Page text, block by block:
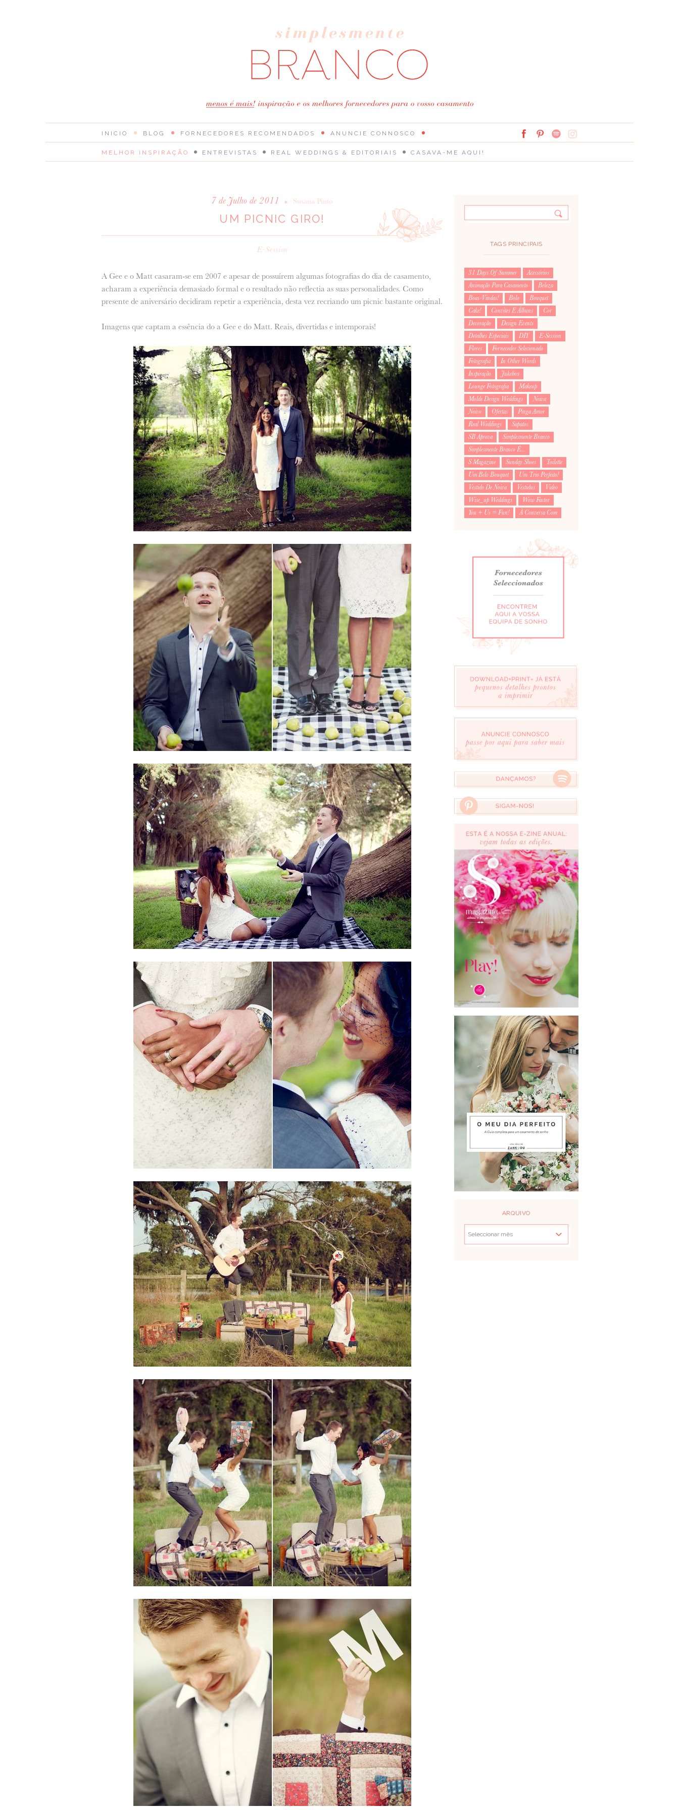
INICIO BLOG
MELHOR INSPIRAÇÃO ENTREVISTAS REAL WEDDINGS & EDITORIAIS CASAVA-ME AQUI!
FORNECEDORES RECOMENDADOS ANUNCIE CONNOSCO
7 de Julho de 2011 • Susana Pinto
UM PICNIC GIRO!
E-Session
A Gee e o Matt casaram-se em 2007 e apesar de possuírem algumas fotografias do dia de casamento,
acharam a experiência demasiado formal e o resultado não reflectia as suas personalidades. Como
presente de aniversário decidiram repetir a experiência, desta vez recriando um picnic bastante original.
Imagens que captam a essência do a Gee e do Matt. Reais, divertidas e intemporais!
TAGS PRINCIPAIS
31 Days Of Summer
Acessórios
Animação Para Casamento
Beleza
Boas-Vindas!
Bolo
Bouquet
Cake!
Convites E Álbuns
Cor
Decoração
Design Events
Detalhes Especiais
DIY
E-Session
Flores
Fornecedor Selecionado
Fotografia
In Other Words
Inspiração
Jukebox
Lounge Fotografia
Makeup
Molde Design Weddings
Noiva
Noivo
Ofertas
Pinga Amor
Real Weddings
Sapatos
SB Aprova
Simplesmente Branco
Simplesmente Branco É...
S Magazine
Sunday Shoes
Toilette
Um Belo Bouquet
Um Trio Perfeito!
Vestido De Noiva
Vestidus
Video
Wise_up Weddings
Wow Factor
You + Us = Fun!
À Conversa Com
ARQUIVO